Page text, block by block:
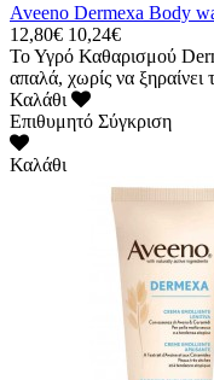
Aveeno Dermexa Body
12,80€ 10,24€
Το Υγρό Καθαρισμού
απαλά, χωρίς να ξηραίνει
Καλάθι
Επιθυμητό Σύγκριση
Καλάθι